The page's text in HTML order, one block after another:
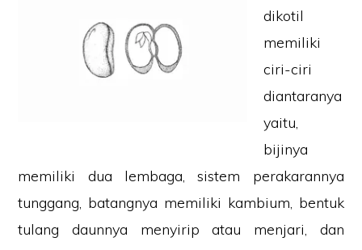
dikotil
memiliki
ciri-ciri
diantaranya
yaitu,
bijinya
memiliki dua lembaga, sistem perakarannya
tunggang, batangnya memiliki kambium, bentuk
tulang daunnya menyirip atau menjari, dan